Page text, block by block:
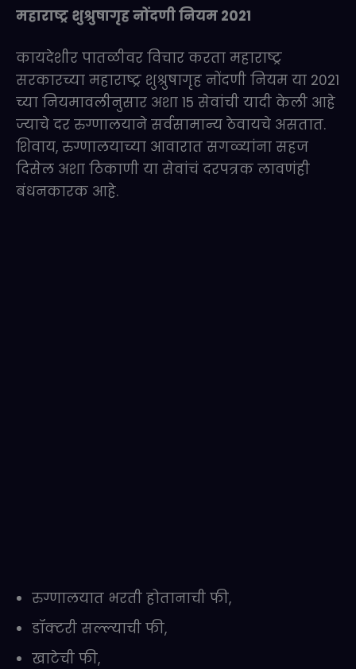
महाराष्ट्र शुश्रुषागृह नोंदणी नियम 2021
कायदेशीर पातळीवर विचार करता महाराष्ट्र
सरकारच्या महाराष्ट्र शुश्रुषागृह नोंदणी नियम या 2021
च्या नियमावलीनुसार अशा 15 सेवांची यादी केली आहे
ज्याचे दर रुग्णालयाने सर्वसामान्य ठेवायचे असतात.
शिवाय, रुग्णालयाच्या आवारात सगळ्यांना सहज
दिसेल अशा ठिकाणी या सेवांचं दरपत्रक लावणंही
बंधनकारक आहे.
रुग्णालयात भरती होतानाची फी,
डॉक्टरी सल्ल्याची फी,
खाटेची फी,